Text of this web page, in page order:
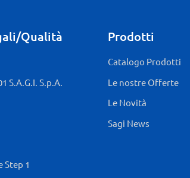
Qualità
S.A.G.I. S.p.A.
Step 1
Prodotti
Catalogo Prodotti
Le nostre Offerte
Le Novità
Sagi News